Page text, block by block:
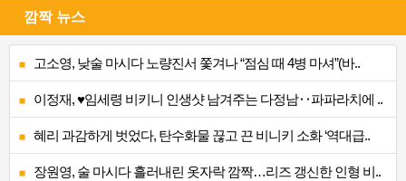
깜짝 뉴스
고소영, 낮술 마시다 노량진서 쫓겨나 “점심 때 4병 마셔”(바..
이정재, ♥임세령 비키니 인생샷 남겨주는 다정남‥파파라치에 ..
혜리 과감하게 벗었다, 탄수화물 끊고 끈 비니키 소화 ‘역대급..
장원영, 술 마시다 흘러내린 옷자락 깜짝…리즈 갱신한 인형 비..